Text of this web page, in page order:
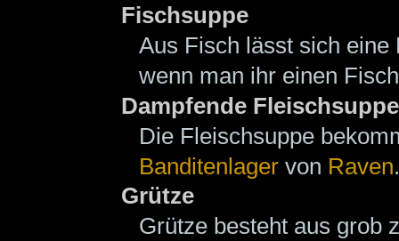
Fischsuppe
Aus Fisch lässt sich
wenn man ihr einen
Dampfende Fleischsuppe
Die Fleischsuppe
Banditenlager von Raven
Grütze
Grütze besteht aus grob